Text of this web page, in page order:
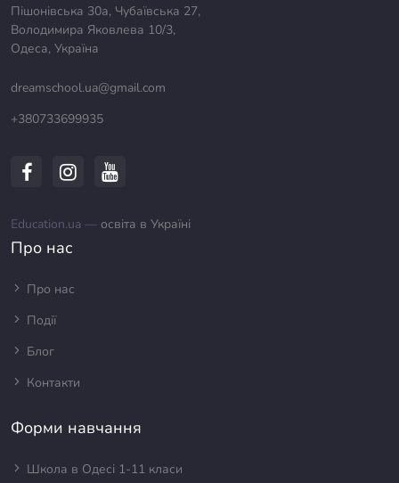
Пішонівська 30а, Чубаївська 27,
Володимира Яковлева 10/3,
Одеса, Україна
dreamschool.ua@gmail.com
+380733699935
Education.ua — освіта в Україні
Про нас
Про нас
Події
Блог
Контакти
Форми навчання
Школа в Одесі 1-11 класи